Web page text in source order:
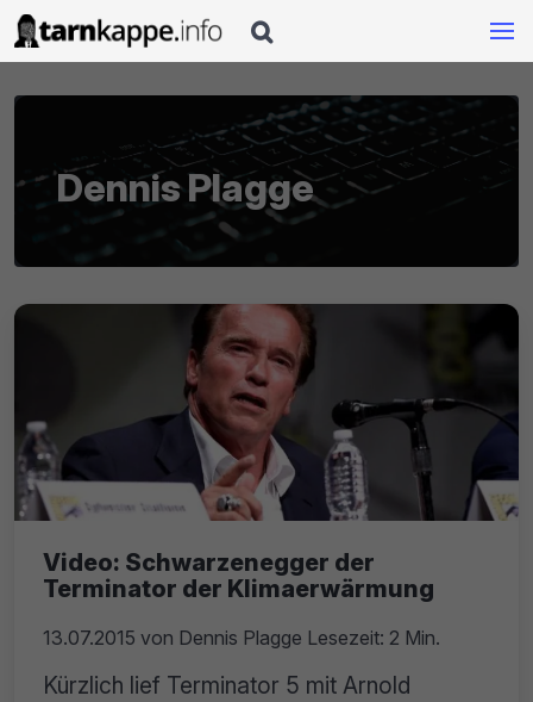

Dennis Plagge
Video: Schwarzenegger der
Terminator der Klimaerwärmung
13.07.2015 von Dennis Plagge Lesezeit: 2 Min.
Kürzlich lief Terminator 5 mit Arnold